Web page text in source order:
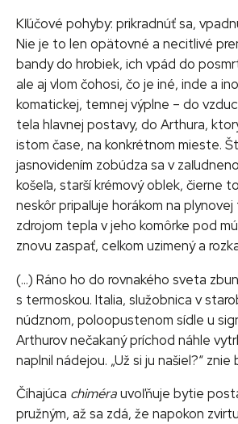
Kľúčové pohyby: prikradnúť sa,
Nie je to len opätovné a necitlivé
bandy do hrobiek, ich vpád do
ale aj vlom čohosi, čo je iné, inde a
komatickej, temnej výplne – do
tela hlavnej postavy, do Arthura,
istom čase, na konkrétnom mieste.
jasnovidením zobúdza sa v
košeľa, starší krémový oblek, čierne
neskôr pripaľuje horákom na plynovej
zdrojom tepla v jeho komôrke pod
znovu zaspať, celkom uzimený a
(…) Ráno ho do rovnakého sveta
s termoskou. Italia, služobnica v
núdznom, poloopustenom sídle u
Arthurov nečakaný príchod náhle
naplnil nádejou. „Už si ju našiel?“
Číhajúca chimérauvoľňuje bytie
pružným, až sa zdá, že napokon